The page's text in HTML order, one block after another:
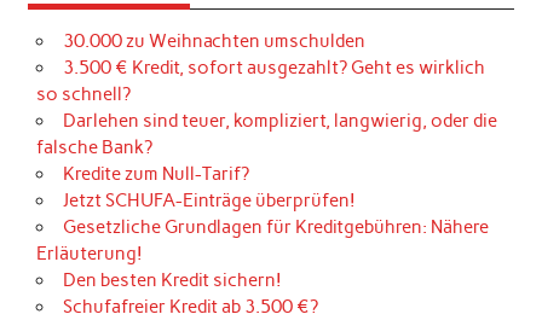
30.000 zu Weihnachten umschulden
3.500 € Kredit, sofort ausgezahlt? Geht es wirklich
so schnell?
Darlehen sind teuer, kompliziert, langwierig, oder die
falsche Bank?
Kredite zum Null-Tarif?
Jetzt SCHUFA-Einträge überprüfen!
Gesetzliche Grundlagen für Kreditgebühren: Nähere
Erläuterung!
Den besten Kredit sichern!
Schufafreier Kredit ab 3.500 €?